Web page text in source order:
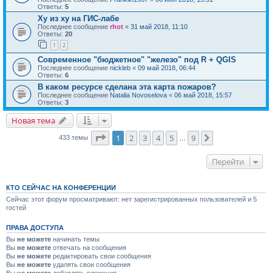
Ответы: 5
Ху из ху на ГИС-лабе
Последнее сообщение rhot « 31 май 2018, 11:10
Ответы: 20
1 2
Современное "бюджетное" "железо" под R + QGIS
Последнее сообщение nickleb « 09 май 2018, 06:44
Ответы: 6
В каком ресурсе сделана эта карта пожаров?
Последнее сообщение Natalia Novoselova « 06 май 2018, 15:57
Ответы: 3
Новая тема
433 темы Страница1 из
1 2 3 4 5 9
Перейти
КТО СЕЙЧАС НА КОНФЕРЕНЦИИ
Сейчас этот форум просматривают: нет зарегистрированных пользователей и 5
гостей
ПРАВА ДОСТУПА
Вы не можете начинать темы
Вы не можете отвечать на сообщения
Вы не можете редактировать свои сообщения
Вы не можете удалять свои сообщения